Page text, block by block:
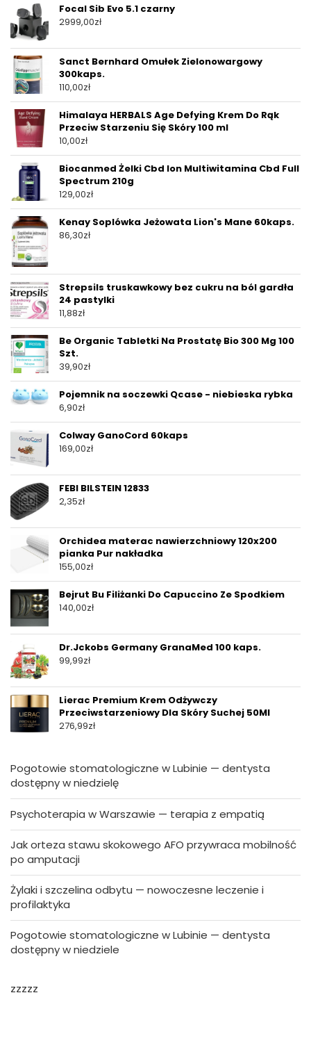
Focal Sib Evo 5.1 czarny
2999,00zł
Sanct Bernhard Omułek Zielonowargowy
300kaps.
110,00zł
Himalaya HERBALS Age Defying Krem Do Rąk
Przeciw Starzeniu Się Skóry 100 ml
10,00zł
Biocanmed Żelki Cbd Ion Multiwitamina Cbd Full
Spectrum 210g
129,00zł
Kenay Soplówka Jeżowata Lion's Mane 60kaps.
86,30zł
Strepsils truskawkowy bez cukru na ból gardła
24 pastylki
11,88zł
Be Organic Tabletki Na Prostatę Bio 300 Mg 100
Szt.
39,90zł
Pojemnik na soczewki Qcase - niebieska rybka
6,90zł
Colway GanoCord 60kaps
169,00zł
FEBI BILSTEIN 12833
2,35zł
Orchidea materac nawierzchniowy 120x200
pianka Pur nakładka
155,00zł
Bejrut Bu Filiżanki Do Capuccino Ze Spodkiem
140,00zł
Dr.Jckobs Germany GranaMed 100 kaps.
99,99zł
Lierac Premium Krem Odżywczy
Przeciwstarzeniowy Dla Skóry Suchej 50Ml
276,99zł
Pogotowie stomatologiczne w Lubinie — dentysta
dostępny w niedzielę
Psychoterapia w Warszawie — terapia z empatią
Jak orteza stawu skokowego AFO przywraca mobilność
po amputacji
Żylaki i szczelina odbytu — nowoczesne leczenie i
profilaktyka
Pogotowie stomatologiczne w Lubinie — dentysta
dostępny w niedziele
zzzzz